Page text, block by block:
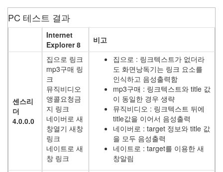
PC 테스트 결과
Internet
Explorer 8
비고
센스리
더
4.0.0.0
집으로 링크
mp3구매 링
크
뮤직비디오
앵콜요청금
지 링크
네이버로 새
창열기 새창
링크
네이트로 새
창 링크
집으로 : 링크텍스트가 없더라
도 화면낭독기는 링크 요소를
인식하고 음성출력함
mp3구매 : 링크텍스트와 title 값
이 동일한 경우 생략
뮤직비디오 : 링크텍스트 뒤에
title값을 이어서 음성출력
네이버로 : target 정보와 title 값
을 모두 음성출력
네이트로 : target를 이용한 새
창알림
한
곳
입
해